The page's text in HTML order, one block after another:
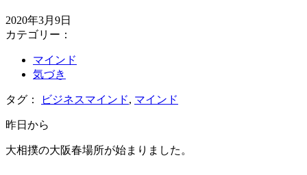
2020年3月9日
カテゴリー：
マインド
気づき
タグ： ビジネスマインド, マインド
昨日から
大相撲の大阪春場所が始まりました。